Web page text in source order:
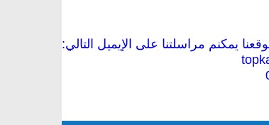
يمكنم مراسلتنا على الإيميل التالي: